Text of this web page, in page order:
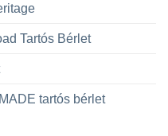
Tartós Bérlet
tartós bérlet